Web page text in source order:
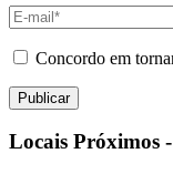
Concordo em
Locais Próximos